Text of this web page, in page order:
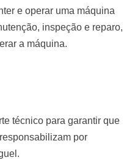
e operar uma máquina
inspeção e reparo,
a máquina.
técnico para garantir que
por